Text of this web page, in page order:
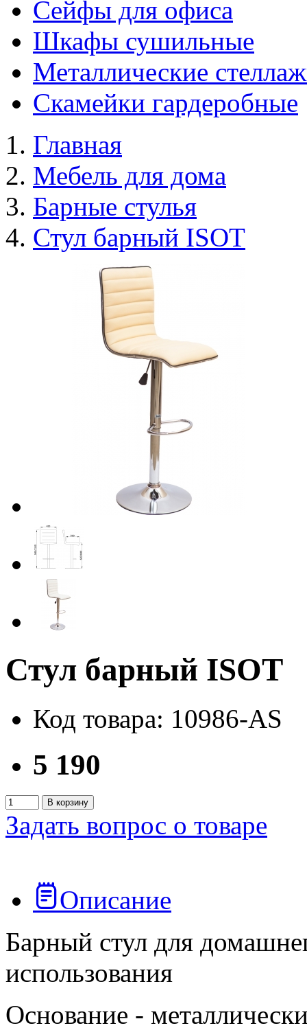
Сейфы для офиса
Шкафы сушильные
Металлические
Скамейки гардеробные
Главная
Мебель для дома
Барные стулья
Стул барный ISOT
Стул барный ISOT
Код товара: 10986-AS
5 190
В корзину
Задать вопрос о товаре
Описание
Барный стул для
использования
Основание -